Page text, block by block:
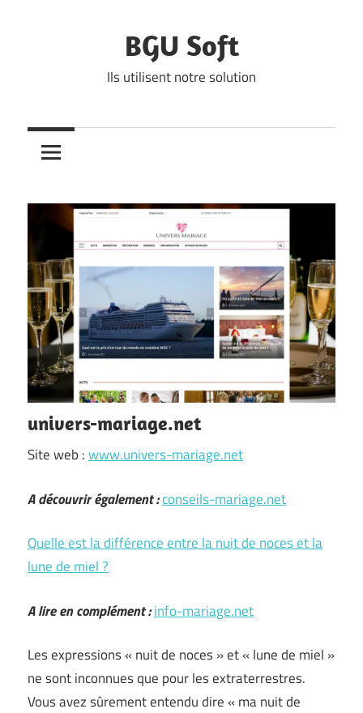
BGU Soft
Ils utilisent notre solution
univers-mariage.net
Site web :www.univers-mariage.net
A découvrir également :conseils-mariage.net
Quelle est la différence entre la nuit de noces et la
lune de miel ?
A lire en complément :info-mariage.net
Les expressions « nuit de noces » et « lune de miel »
ne sont inconnues que pour les extraterrestres.
Vous avez sûrement entendu dire « ma nuit de